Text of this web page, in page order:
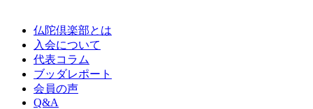
仏陀倶楽部とは
入会について
代表コラム
ブッダレポート
会員の声
Q&A